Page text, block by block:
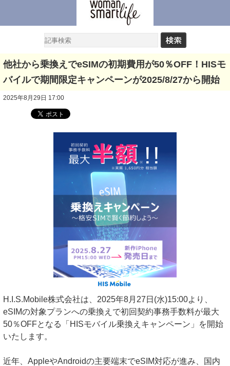
他社から乗換えでeSIMの初期費用が50％OFF！HISモ
バイルで期間限定キャンペーンが2025/8/27から開始
2025年8月29日 17:00
H.I.S.Mobile株式会社は、2025年8月27日(水)15:00より、
eSIMの対象プランへの乗換えで初回契約事務手数料が最大
50％OFFとなる「HISモバイル乗換えキャンペーン」を開始
いたします。
近年、AppleやAndroidの主要端末でeSIM対応が進み、国内